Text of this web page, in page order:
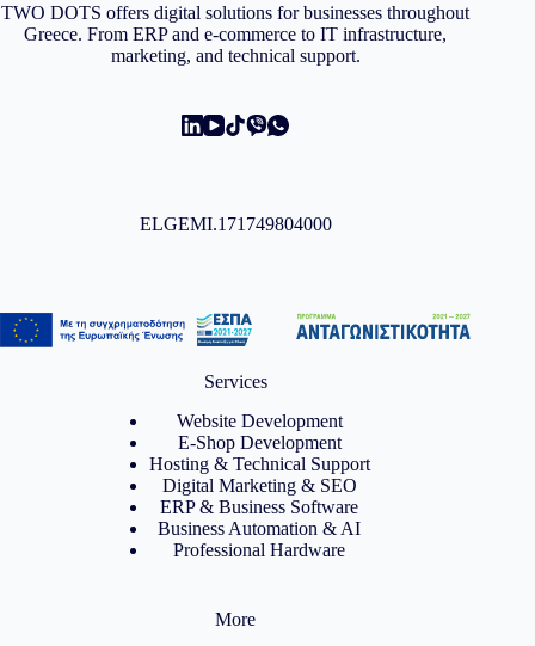
TWO DOTS offers digital solutions for businesses throughout
Greece. From ERP and e-commerce to IT infrastructure,
marketing, and technical support.
ELGEMI.171749804000
Services
Website Development
E-Shop Development
Hosting & Technical Support
Digital Marketing & SEO
ERP & Business Software
Business Automation & AI
Professional Hardware
More